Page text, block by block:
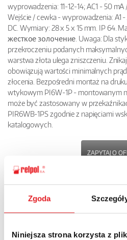
Zgoda
Niniejsza strona korzysta z
wyprowadzenia: 11-12-14; AC1 - 50 mA
Wejście / cewka - wyprowadzenia: A1 -
DC. Wymiary: 28 x 5 x 15 mm. IP 64.
жесткое золочение. Uwaga: Dla
przekroczeniu podanych
warstwa złota ulega zniszczeniu.
obowiązują wartości minimalnych
złocenia. Bezpośredni montaż na
wtykowym PI6W-1P - montowanym
może być zastosowany w
PIR6WB-1PS zgodnie z napięciami
katalogowych.
ZAPYTAJ O